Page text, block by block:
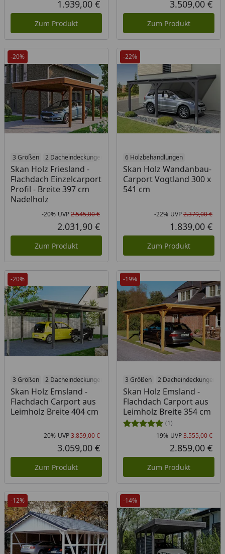
Aktueller Preis
1.939,00 €
Zum Produkt
3.509,00 €
Zum Produkt
-20%
3 Größen 2 Dacheindeckungen 3 Holzbehandlungen
Skan Holz Friesland -
Flachdach Einzelcarport
Profil - Breite 397 cm
Nadelholz
Rabatt in Prozent
-20%
Ursprünglicher Preis
UVP2.545,00 €
Aktueller Preis
2.031,90 €
Zum Produkt
-22%
6 Holzbehandlungen
Skan Holz Wandanbau-
Carport Vogtland 300 x
541 cm
-22% UVP2.379,00 €
1.839,00 €
Zum Produkt
-20%
3 Größen 2 Dacheindeckungen 6 Holzbehandlungen
Skan Holz Emsland -
Flachdach Carport aus
Leimholz Breite 404 cm
Rabatt in Prozent
-20%
Ursprünglicher Preis
UVP3.859,00 €
Aktueller Preis
3.059,00 €
Zum Produkt
-19%
3 Größen 2 Dacheindeckungen
Skan Holz Emsland -
Flachdach Carport aus
Leimholz Breite 354 cm
(1)
-19% UVP3.555,00 €
2.859,00 €
Zum Produkt
-12% -14%